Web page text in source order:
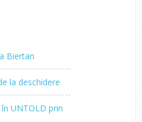
Biertan
la deschidere
UNTOLD prin